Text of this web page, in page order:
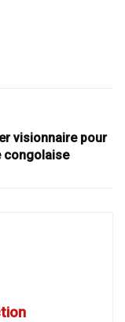
visionnaire pour
congolaise